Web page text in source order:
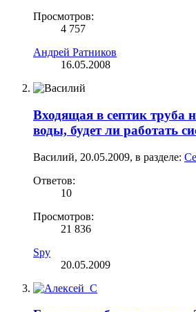
Просмотров:
4 757
Андрей Ратников
16.05.2008
Входящая в септик труба
воды, будет ли работать
Василий, 20.05.2009, в разделе:
Ответов:
10
Просмотров:
21 836
Spy
20.05.2009